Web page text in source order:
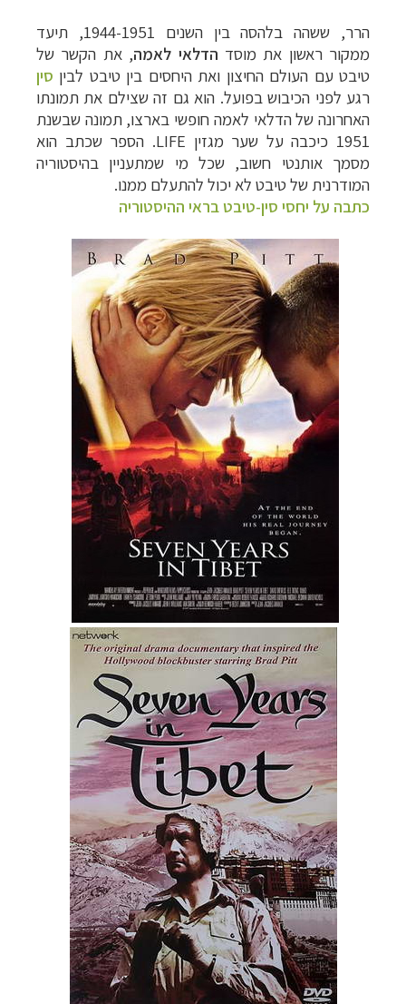
הרר, ששהה בלהסה בין השנים 1944-1951, תיעד
ממקור ראשון את מוסד הדלאי לאמה, את הקשר של
טיבט עם העולם החיצון ואת היחסים בין טיבט לבין סין
רגע לפני הכיבוש בפועל. הוא גם זה שצילם את תמונתו
האחרונה של הדלאי לאמה חופשי בארצו, תמונה שבשנת
1951 כיכבה על שער מגזין
LIFE. הספר שכתב הוא
מסמך אותנטי חשוב, שכל מי שמתעניין בהיסטוריה
המודרנית של טיבט לא יכול להתעלם ממנו.
כתבה על יחסי סין-טיבט בראי ההיסטוריה